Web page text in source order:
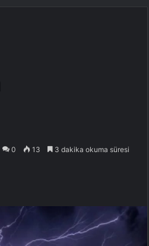
0 13 3 dakika okuma süresi